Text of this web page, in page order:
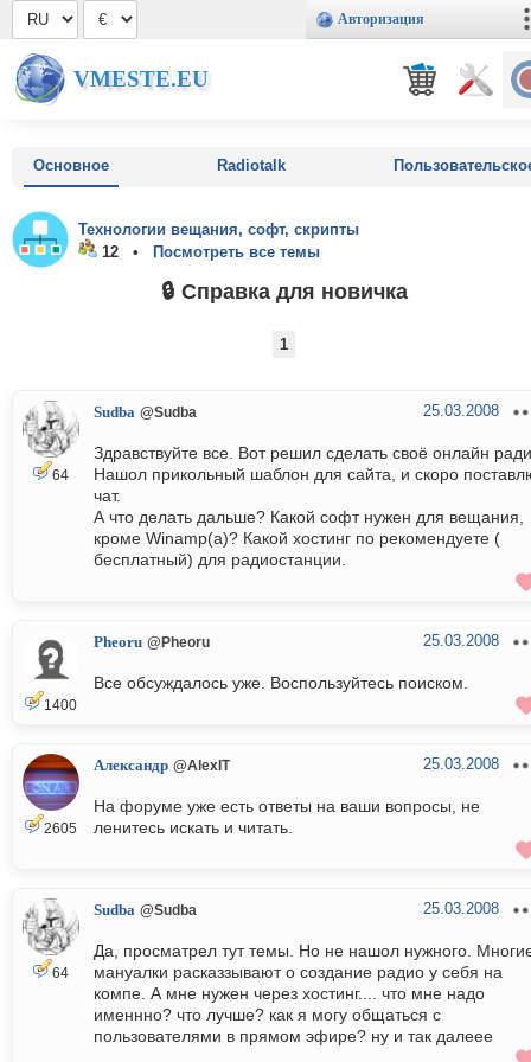
Авторизация
VMESTE.EU
Основное Radiotalk
Технологии вещания, софт, скрипты
12 •
Посмотреть все темы
🔒 Справка для новичка
1
64
Sudba @Sudba 25.03.2008
Здравствуйте все. Вот решил сделать своё онлайн
Нашол прикольный шаблон для сайта, и скоро
чат.
А что делать дальше? Какой софт нужен для вещания,
кроме Winamp(a)? Какой хостинг по рекомендуете (
бесплатный) для радиостанции.
1400
Pheoru @Pheoru 25.03.2008
Все обсуждалось уже. Воспользуйтесь поиском.
2605
Александр @AlexIT 25.03.2008
На форуме уже есть ответы на ваши вопросы, не
ленитесь искать и читать.
64
Sudba @Sudba 25.03.2008
Да, просматрел тут темы. Но не нашол нужного.
мануалки расказзывают о создание радио у себя на
компе. А мне нужен через хостинг.... что мне надо
именнно? что лучше? как я могу общаться с
пользователями в прямом эфире? ну и так далеее